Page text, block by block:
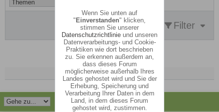
Filter
Keine Themen gefunden.
Wenn Sie unten auf
"Einverstanden" klicken,
stimmen Sie unserer
Datenschutzrichtlinie und unseren
Datenverarbeitungs- und Cookie-
Praktiken wie dort beschrieben
zu. Sie erkennen außerdem an,
dass dieses Forum
möglicherweise außerhalb Ihres
Landes gehostet wird und Sie der
Erhebung, Speicherung und
Verarbeitung Ihrer Daten in dem
Land, in dem dieses Forum
gehostet wird, zustimmen.